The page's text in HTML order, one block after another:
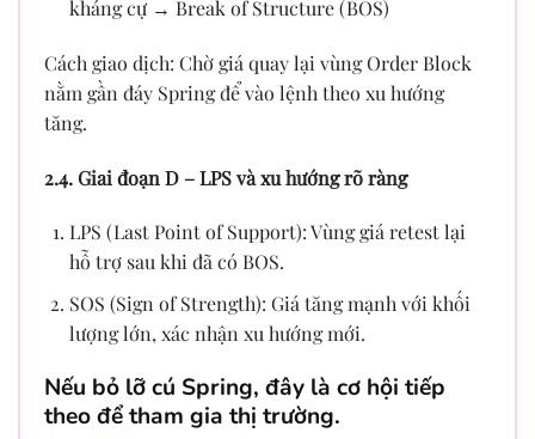
kháng cự → Break of Structure (BOS)
Cách giao dịch: Chờ giá quay lại vùng Order Block
nằm gần đáy Spring để vào lệnh theo xu hướng
tăng.
2.4. Giai đoạn D – LPS và xu hướng rõ ràng
LPS (Last Point of Support): Vùng giá retest lại
hỗ trợ sau khi đã có BOS.
SOS (Sign of Strength): Giá tăng mạnh với khối
lượng lớn, xác nhận xu hướng mới.
Nếu bỏ lỡ cú Spring, đây là cơ hội tiếp
theo để tham gia thị trường.